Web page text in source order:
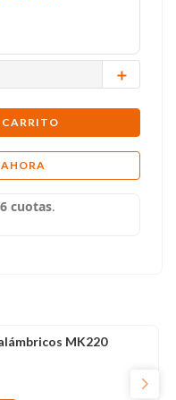
＋
CARRITO
MK220